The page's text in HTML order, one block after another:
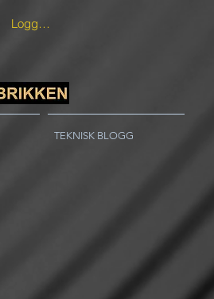
Logg inn
TEKNISK BLOGG